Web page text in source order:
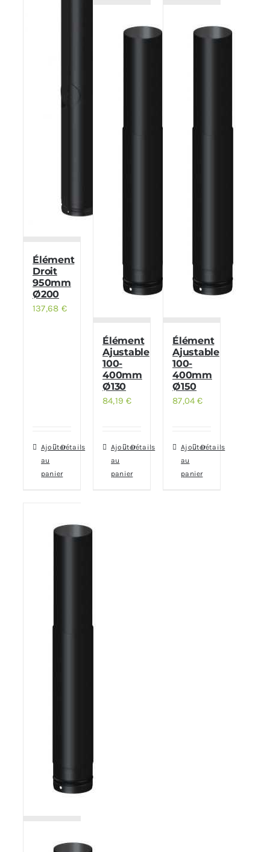
Élément
Droit
950mm
Ø200
137,68 €
Ajouter
au
panier
Détails
Élément
Ajustable
100-
400mm
Ø130
84,19€
Ajouter
au
panier
Détails
Élément
Ajustable
100-
400mm
Ø150
87,04€
Ajouter
au
panier
Détails